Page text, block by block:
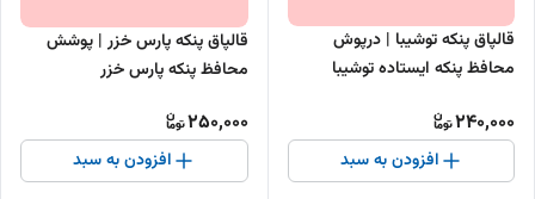
قالپاق پنکه توشیبا | درپوش
محافظ پنکه ایستاده توشیبا
240,000
افزودن به سبد
قالپاق پنکه پارس خزر | پوشش
محافظ پنکه پارس خزر
250,000
افزودن به سبد